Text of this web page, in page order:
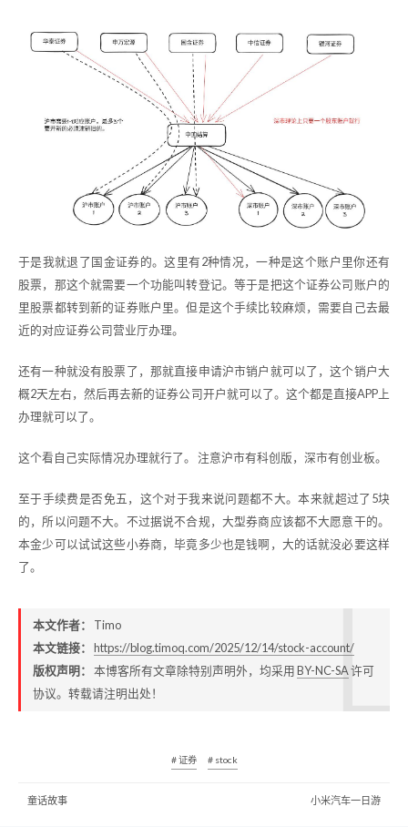
于是我就退了国金证券的。这里有2种情况，一种是这个账户里你还有
股票，那这个就需要一个功能叫转登记。等于是把这个证券公司账户的
里股票都转到新的证券账户里。但是这个手续比较麻烦，需要自己去最
近的对应证券公司营业厅办理。
还有一种就没有股票了，那就直接申请沪市销户就可以了，这个销户大
概2天左右，然后再去新的证券公司开户就可以了。这个都是直接APP上
办理就可以了。
这个看自己实际情况办理就行了。 注意沪市有科创版，深市有创业板。
至于手续费是否免五，这个对于我来说问题都不大。本来就超过了5块
的，所以问题不大。不过据说不合规，大型券商应该都不大愿意干的。
本金少可以试试这些小券商，毕竟多少也是钱啊，大的话就没必要这样
了。
本文作者： Timo
本文链接：
https://blog.timoq.com/2025/12/14/stock-account/
版权声明： 本博客所有文章除特别声明外，均采用BY-NC-SA许可
协议。转载请注明出处！
# 证券 # stock
童话故事 小米汽车一日游